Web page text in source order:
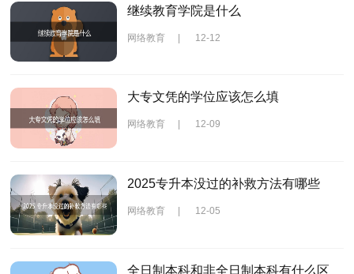
继续教育学院是什么
网络教育 | 12-12
大专文凭的学位应该怎么填
网络教育 12-09
2025专升本没过的补救方法有哪些
网络教育 12-05
全日制本科和非全日制本科有什么区